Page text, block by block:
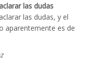
las dudas
las dudas, y el
aparentemente es de